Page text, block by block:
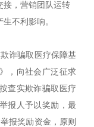
接，营销团队运转
不利影响。
诈骗取医疗保障基
，向社会广泛征求
查实欺诈骗取医疗
报人予以奖励，最
报奖励资金，原则